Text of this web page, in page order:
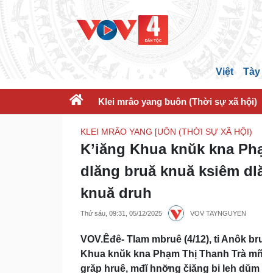
Việt Tày
Klei mrâo yang ƀuôn (Thời sự xã hội)
KLEI MRÂO YANG [UÔN (THỜI SỰ XÃ HỘI)
K’iăng Khua knŭk kna
dlăng bruă knuă ksiêm
knuă druh
Thứ sáu, 09:31, 05/12/2025 VOV TAYNGUYEN
VOV.Êđê- Tlam mbruê (4/12), ti Anôk
Khua knŭk kna Phạm Thị Thanh Trà
grăp hruê, mđĭ hnơ̆ng čiăng bi leh